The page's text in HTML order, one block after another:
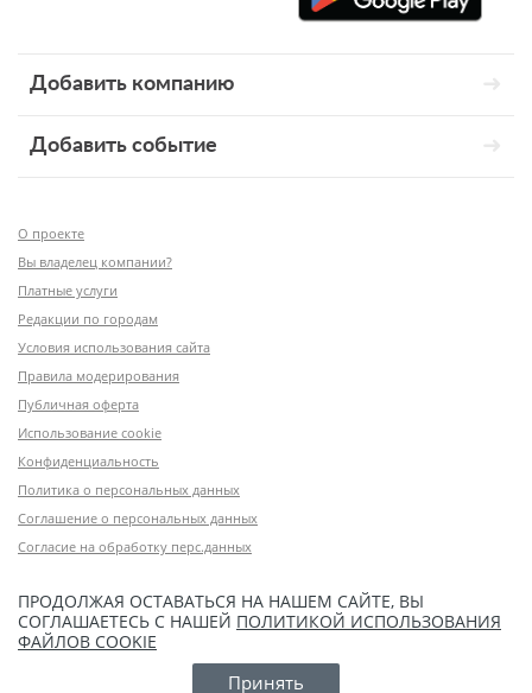
Добавить компанию
Добавить событие
О проекте
Вы владелец компании?
Платные услуги
Редакции по городам
Условия использования сайта
Правила модерирования
Публичная оферта
Использование cookie
Конфиденциальность
Политика о персональных данных
Соглашение о персональных данных
Согласие на обработку перс.данных
ПРОДОЛЖАЯ ОСТАВАТЬСЯ НА НАШЕМ САЙТЕ, ВЫ
СОГЛАШАЕТЕСЬ С НАШЕЙ ПОЛИТИКОЙ ИСПОЛЬЗОВАНИЯ
ФАЙЛОВ COOKIE
Принять